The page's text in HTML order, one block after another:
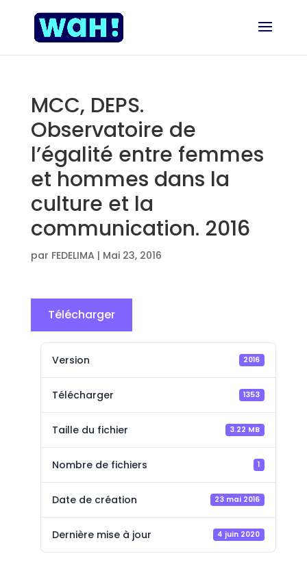
MCC, DEPS.
Observatoire de
l’égalité entre femmes
et hommes dans la
culture et la
communication. 2016
par FEDELIMA | Mai 23, 2016
Télécharger
Version 2016
Télécharger 1353
Taille du fichier 3.22 MB
Nombre de fichiers 1
Date de création 23 mai 2016
Dernière mise à jour 4 juin 2020